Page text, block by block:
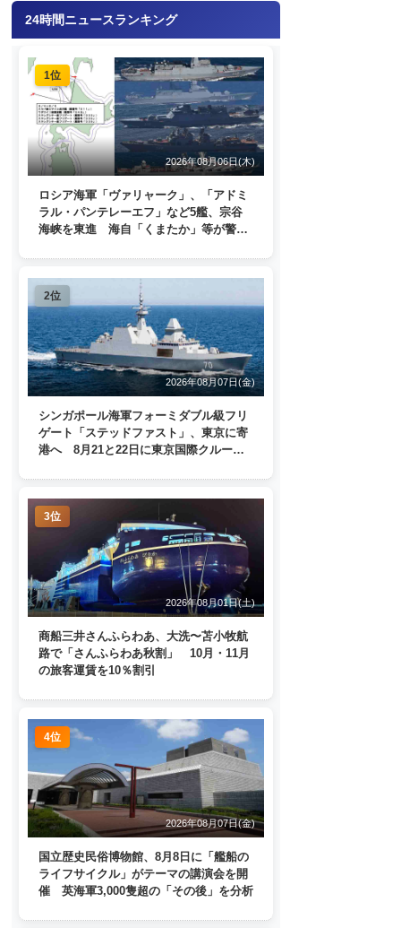
24時間ニュースランキング
1位
2026年08月06日(木)
ロシア海軍「ヴァリャーク」、「アドミ
ラル・パンテレーエフ」など5艦、宗谷
海峡を東進 海自「くまたか」等が警戒
2位
2026年08月07日(金)
シンガポール海軍フォーミダブル級フリ
ゲート「ステッドファスト」、東京に寄
港へ 8月21と22日に東京国際クルーズ
3位
2026年08月01日(土)
商船三井さんふらわあ、大洗〜苫小牧航
路で「さんふらわあ秋割」 10月・11月
の旅客運賃を10％割引
4位
2026年08月07日(金)
国立歴史民俗博物館、8月8日に「艦船の
ライフサイクル」がテーマの講演会を開
催 英海軍3,000隻超の「その後」を分析